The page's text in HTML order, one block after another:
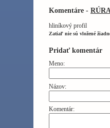
Komentáre -
hliníkový profil
Zatiaľ nie sú vložené
Pridať komentár
Meno:
Názov:
Komentár: